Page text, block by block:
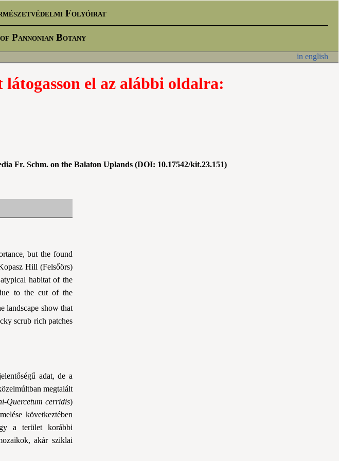
Folyóirat
Pannonian Botany
in english
el az alábbi oldalra:
Fr. Schm. on the Balaton Uplands (DOI: 10.17542/kit.23.151)
but the found
Hill (Felsőörs)
habitat of the
to the cut of the
landscape show that
scrub rich patches
adat, de a
megtalált
Quercetum cerridis)
következtében
a terület koráb­bi
akár sziklai